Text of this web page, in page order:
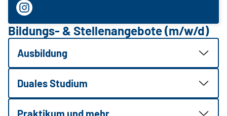
Bildungs- & Stellenangebote (m/w/d)
Ausbildung
Duales Studium
Praktikum und mehr